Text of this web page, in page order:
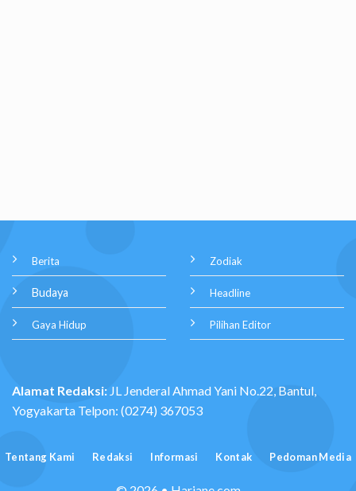
Berita
Budaya
Gaya Hidup
Zodiak
Headline
Pilihan Editor
Alamat Redaksi: JL Jenderal Ahmad Yani No.22, Bantul,
Yogyakarta Telpon: (0274) 367053
Tentang Kami Redaksi Informasi Kontak Pedoman Media